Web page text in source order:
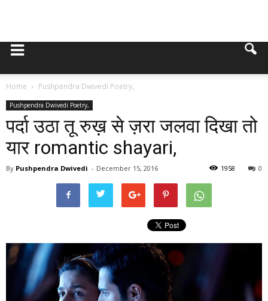
Home Pushpendra Dwivedi Poetry,
Pushpendra Dwivedi Poetry,
पर्दा उठा तू रुख़ से ज़रा जलवा दिखा तो
यार romantic shayari,
By Pushpendra Dwivedi - December 15, 2016 0
1958